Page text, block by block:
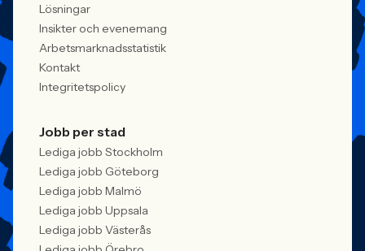
Lösningar
Insikter och evenemang
Arbetsmarknadsstatistik
Kontakt
Integritetspolicy
Jobb per stad
Lediga jobb Stockholm
Lediga jobb Göteborg
Lediga jobb Malmö
Lediga jobb Uppsala
Lediga jobb Västerås